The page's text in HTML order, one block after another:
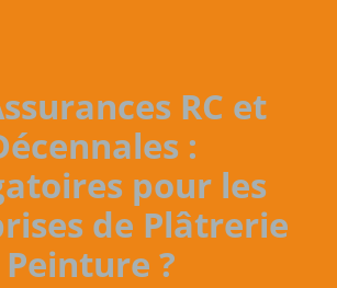
RC et
:
pour les
de Plâtrerie
Peinture ?